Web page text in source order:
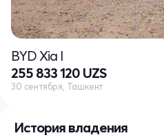
История владения
BYD Xia I
255 833 120 UZS
30 сентября, Ташкент